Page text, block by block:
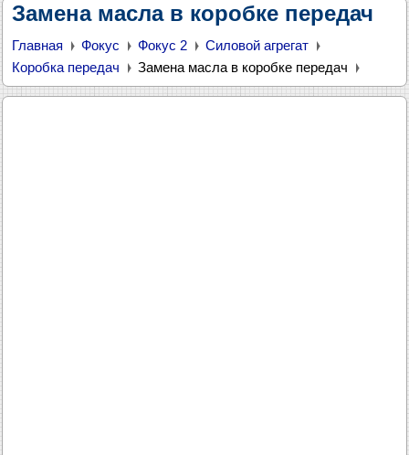
Замена масла в коробке передач
Главная Фокус Фокус 2
Силовой агрегат
Коробка передач
Замена масла в коробке передач